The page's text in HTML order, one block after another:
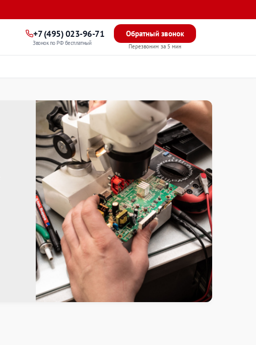
+7 (495) 023-96-71
Звонок по РФ бесплатный
Обратный звонок
Перезвоним за 5 мин